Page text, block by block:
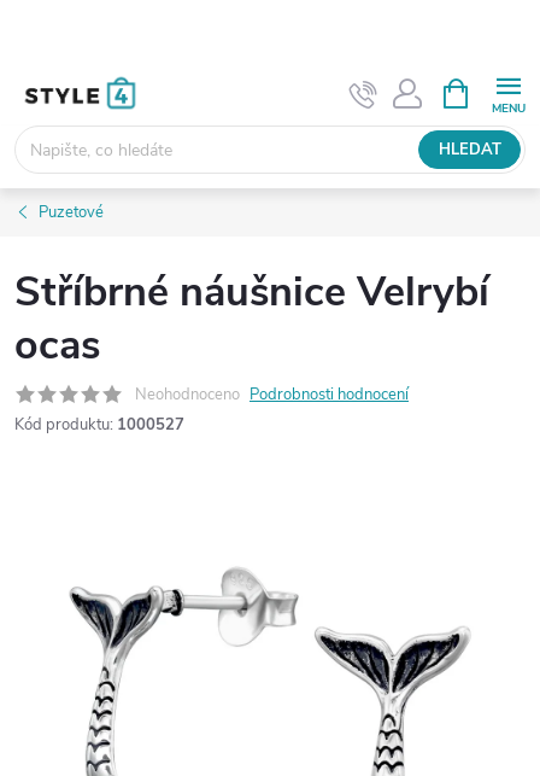
HLEDAT
NÁKUPNÍ
KOŠÍK
Puzetové
Stříbrné náušnice Velrybí
ocas
Neohodnoceno Podrobnosti hodnocení
Kód produktu: 1000527